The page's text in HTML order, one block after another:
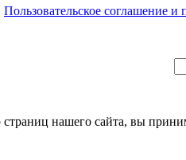
Пользовательское соглашение
нашего сайта, вы